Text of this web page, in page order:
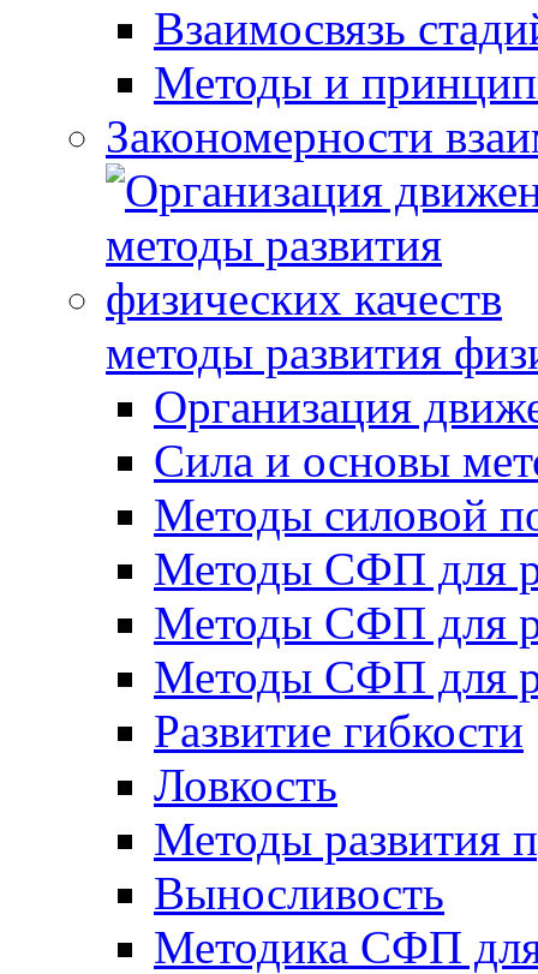
Взаимосвязь
Методы и
Закономерности
методы развития
Организация
Сила и основы
Методы силовой
Методы СФП для
Методы СФП для
Методы СФП для
Развитие гибкости
Ловкость
Методы развития
Выносливость
Методика СФП для